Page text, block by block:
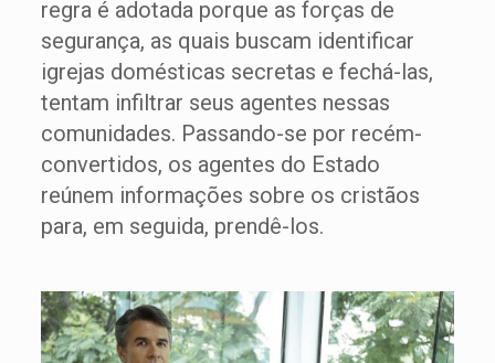
regra é adotada porque as forças de
segurança, as quais buscam identificar
igrejas domésticas secretas e fechá-las,
tentam infiltrar seus agentes nessas
comunidades. Passando-se por recém-
convertidos, os agentes do Estado
reúnem informações sobre os cristãos
para, em seguida, prendê-los.